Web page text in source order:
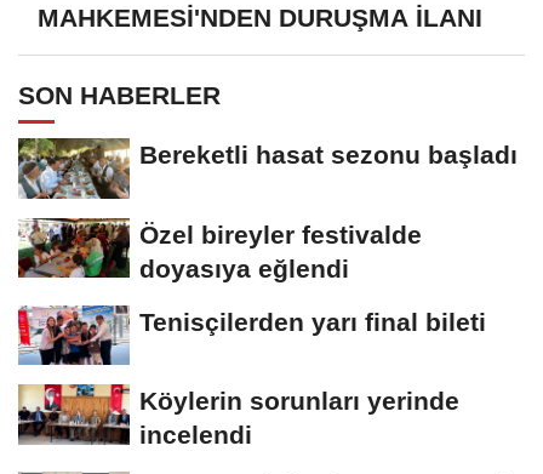
MAHKEMESİ'NDEN DURUŞMA İLANI
SON HABERLER
Bereketli hasat sezonu başladı
Özel bireyler festivalde
doyasıya eğlendi
Tenisçilerden yarı final bileti
Köylerin sorunları yerinde
incelendi